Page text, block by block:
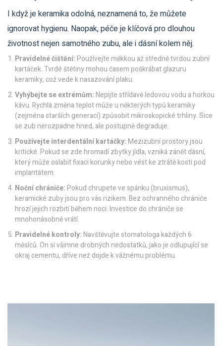
I když je keramika odolná, neznamená to, že můžete
ignorovat hygienu. Naopak, péče je klíčová pro dlouhou
životnost nejen samotného zubu, ale i dásní kolem něj.
Pravidelné čištění:Používejte měkkou až středně tvrdou zubní
kartáček. Tvrdé štětiny mohou časem poškrábat glazuru
keramiky, což vede k nasazování plaku.
Vyhýbejte se extrémům:Nepijte střídavě ledovou vodu a horkou
kávu. Rychlá změna teplot může u některých typů keramiky
(zejména starších generací) způsobit mikroskopické trhliny. Sice
se zub nerozpadne hned, ale postupně degraduje.
Používejte interdentální kartáčky:Mezizubní prostory jsou
kritické. Pokud se zde hromadí zbytky jídla, vzniká zánět dásní,
který může oslabit fixaci korunky nebo vést ke ztrátě kosti pod
implantátem.
Noční chrániče:Pokud chrupete ve spánku (bruxismus),
keramické zuby jsou pro vás rizikem. Bez ochranného chrániče
hrozí jejich rozbití během noci. Investice do chrániče se
mnohonásobně vrátí.
Pravidelné kontroly:Navštěvujte stomatologa každých 6
měsíců. On si všimne drobných nedostatků, jako je odlupující se
okraj cementu, dříve než dojde k vážnému problému.